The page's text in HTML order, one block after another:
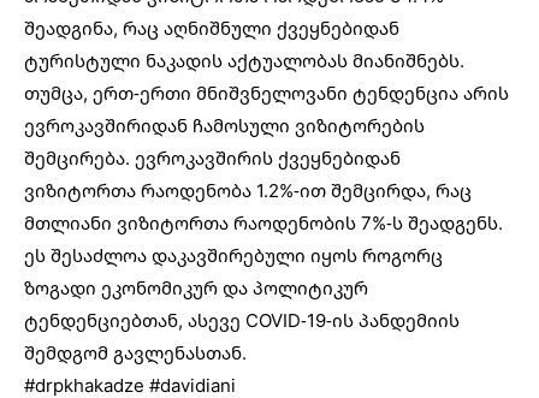
შეადგინა, რაც აღნიშნული ქვეყნებიდან
ტურისტული ნაკადის აქტუალობას მიანიშნებს.
თუმცა, ერთ-ერთი მნიშვნელოვანი ტენდენცია არის
ევროკავშირიდან ჩამოსული ვიზიტორების
შემცირება. ევროკავშირის ქვეყნებიდან
ვიზიტორთა რაოდენობა 1.2%-ით შემცირდა, რაც
მთლიანი ვიზიტორთა რაოდენობის 7%-ს შეადგენს.
ეს შესაძლოა დაკავშირებული იყოს როგორც
ზოგადი ეკონომიკურ და პოლიტიკურ
ტენდენციებთან, ასევე COVID-19-ის პანდემიის
შემდგომ გავლენასთან.
#drpkhakadze #davidiani